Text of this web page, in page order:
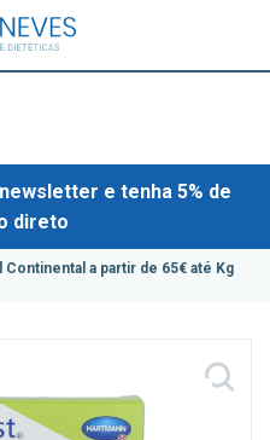
e tenha 5% de
direto
a partir de 65€ até Kg